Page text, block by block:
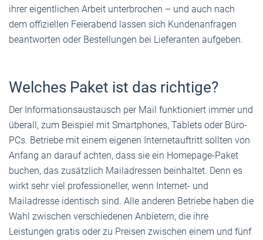
ihrer eigentlichen Arbeit unterbrochen – und auch nach
dem offiziellen Feierabend lassen sich Kundenanfragen
beantworten oder Bestellungen bei Lieferanten aufgeben.
Welches Paket ist das richtige?
Der Informationsaustausch per Mail funktioniert immer und
überall, zum Beispiel mit Smartphones, Tablets oder Büro-
PCs. Betriebe mit einem eigenen Internetauftritt sollten von
Anfang an darauf achten, dass sie ein Homepage-Paket
buchen, das zusätzlich Mailadressen beinhaltet. Denn es
wirkt sehr viel professioneller, wenn Internet- und
Mailadresse identisch sind. Alle anderen Betriebe haben die
Wahl zwischen verschiedenen Anbietern, die ihre
Leistungen gratis oder zu Preisen zwischen einem und fünf